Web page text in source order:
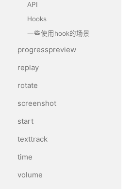
API
Hooks
一些使用hook的场景
progresspreview
replay
rotate
screenshot
start
texttrack
time
volume